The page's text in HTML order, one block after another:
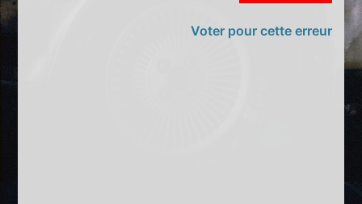
Voter pour cette erreur